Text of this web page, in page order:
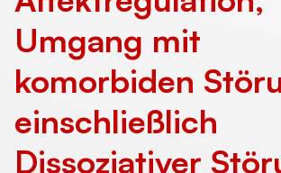
Umgang mit
komorbiden
einschließlich
Dissoziativer